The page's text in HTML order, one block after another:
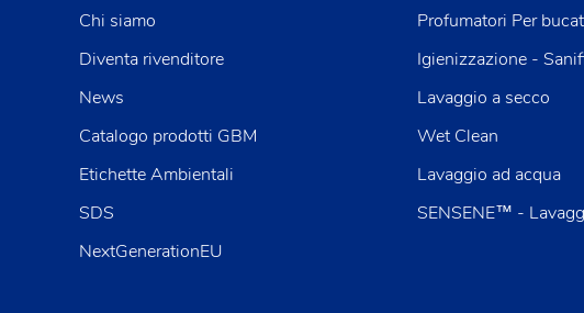
Profumatori Per
Igienizzazione -
Lavaggio a secco
Wet Clean
Lavaggio ad acqua
SENSENE™ -
Chi siamo
Diventa rivenditore
News
Catalogo prodotti GBM
Etichette Ambientali
SDS
NextGenerationEU